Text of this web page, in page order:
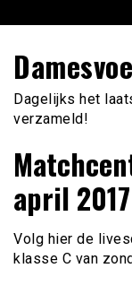
naar
inhoud
Dagelijks het
verzameld!
april 2017
Volg hier de
klasse C van